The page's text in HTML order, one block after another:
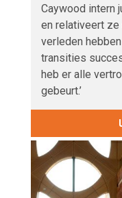
Caywood intern
en relativeert ze
verleden
transities
heb er alle
gebeurt.’